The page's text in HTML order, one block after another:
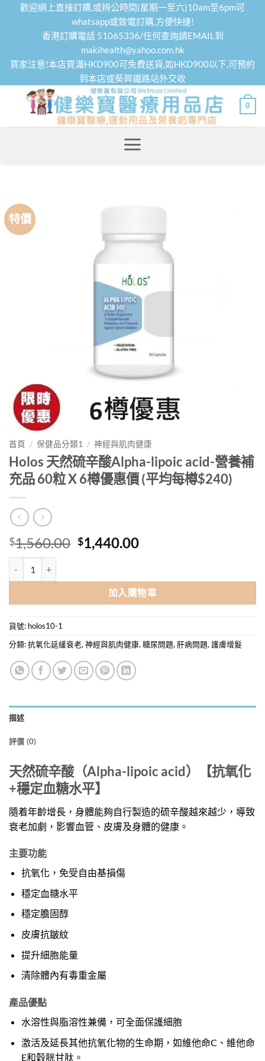
歡迎網上直接訂購,或辨公時間(星期一至六)10am至6pm可
whatsapp或致電訂購,方便快捷!
香港訂購電話 51065336/任何查詢請EMAIL到
makihealth@yahoo.com.hk
買家注意!本店買滿HKD900可免費送貨,如HKD900以下,可預約
到本店或葵興鐵路站外交收
0
特價
首頁 / 保健品分類1 / 神經與肌肉健康
Holos 天然硫辛酸Alpha-lipoic acid-營養補
充品 60粒 X 6樽優惠價 (平均每樽$240)
$1,560.00 原
格：
$1,560.00。
$1,440.00目
格：
$1,440.00。
加入購物車
貨號: holos10-1
分類:抗氧化延緩衰老,神經與肌肉健康,糖尿問題, 肝病問題,護膚增髮
描述
評價 (0)
天然硫辛酸（Alpha-lipoic acid）【抗氧化
+穩定血糖水平】
隨着年齡增長，身體能夠自行製造的硫辛酸越來越少，導致
衰老加劇，影響血管、皮膚及身體的健康。
主要功能
抗氧化，免受自由基損傷
穩定血糖水平
穩定膽固醇
皮膚抗皺紋
提升細胞能量
清除體內有毒重金屬
產品優點
水溶性與脂溶性兼備，可全面保護細胞
激活及延長其他抗氧化物的生命期，如維他命C、維他命
E和穀胱甘肽。